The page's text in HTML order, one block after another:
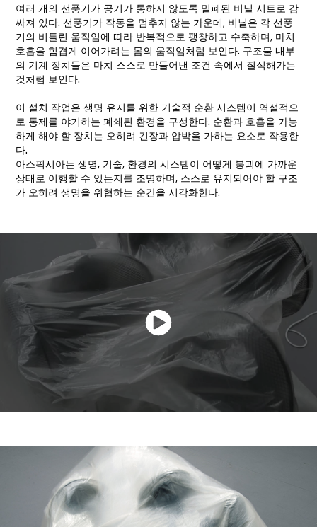
여러 개의 선풍기가 공기가 통하지 않도록 밀폐된 비닐 시트로 감
싸져 있다. 선풍기가 작동을 멈추지 않는 가운데, 비닐은 각 선풍
기의 비틀린 움직임에 따라 반복적으로 팽창하고 수축하며, 마치
호흡을 힘겹게 이어가려는 몸의 움직임처럼 보인다. 구조물 내부
의 기계 장치들은 마치 스스로 만들어낸 조건 속에서 질식해가는
것처럼 보인다.
이 설치 작업은 생명 유지를 위한 기술적 순환 시스템이 역설적으
로 통제를 야기하는 폐쇄된 환경을 구성한다. 순환과 호흡을 가능
하게 해야 할 장치는 오히려 긴장과 압박을 가하는 요소로 작용한
다.
아스픽시아는 생명, 기술, 환경의 시스템이 어떻게 붕괴에 가까운
상태로 이행할 수 있는지를 조명하며, 스스로 유지되어야 할 구조
가 오히려 생명을 위협하는 순간을 시각화한다.